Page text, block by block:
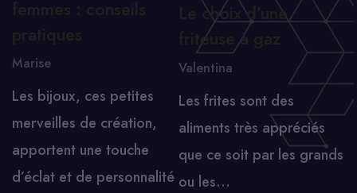
Marise
Les bijoux, ces petites
merveilles de création,
apportent une touche
d’éclat et de personnalité
Le choix d’une
friteuse à gaz
Valentina
Les frites sont des
aliments très appréciés
que ce soit par les grands
ou les…